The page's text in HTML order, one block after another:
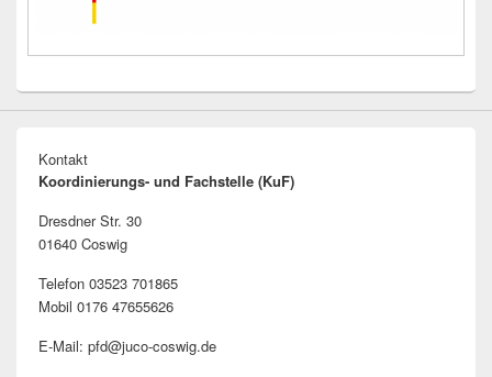
Kontakt
Koordinierungs- und Fachstelle (KuF)
Dresdner Str. 30
01640 Coswig
Telefon 03523 701865
Mobil 0176 47655626
E-Mail: pfd@juco-coswig.de